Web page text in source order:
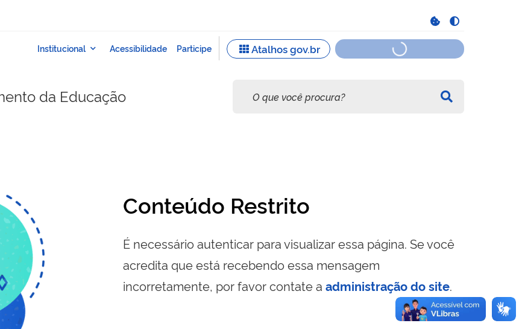
da Educação
Conteúdo Restrito
É necessário autenticar para visualizar essa página. Se você
acredita que está recebendo essa mensagem
incorretamente, por favor contate a administração do site.